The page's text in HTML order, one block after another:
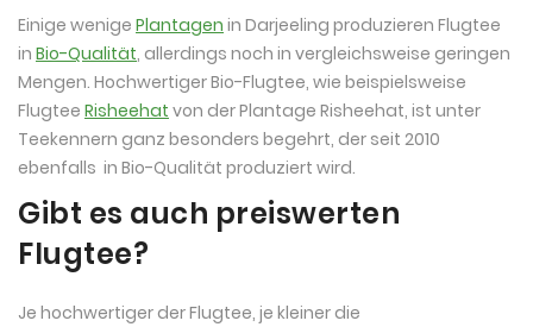
Einige wenige Plantagen in Darjeeling produzieren Flugtee
in Bio-Qualität, allerdings noch in vergleichsweise geringen
Mengen. Hochwertiger Bio-Flugtee, wie beispielsweise
Flugtee Risheehat von der Plantage Risheehat, ist unter
Teekennern ganz besonders begehrt, der seit 2010
ebenfalls in Bio-Qualität produziert wird.
Gibt es auch preiswerten
Flugtee?
Je hochwertiger der Flugtee, je kleiner die